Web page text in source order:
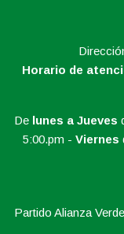
Horario de
De lunes a Jueves
5:00.pm - Viernes
Partido Alianza